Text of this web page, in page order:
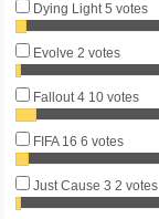
Dying Light 5 votes
Evolve 2 votes
Fallout 4 10 votes
FIFA 16 6 votes
Just Cause 3 2 votes